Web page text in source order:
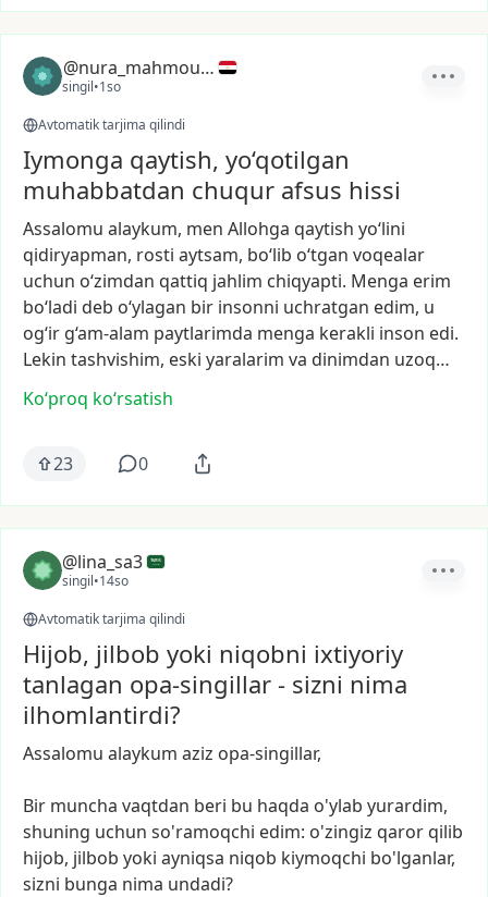
@nura_mahmoud1
singil•1so
Avtomatik tarjima qilindi
Iymonga qaytish, yo‘qotilgan
muhabbatdan chuqur afsus hissi
Assalomu alaykum, men Allohga qaytish yo‘lini
qidiryapman, rosti aytsam, bo‘lib o‘tgan voqealar
uchun o‘zimdan qattiq jahlim chiqyapti. Menga erim
bo‘ladi deb o‘ylagan bir insonni uchratgan edim, u
og‘ir g‘am-alam paytlarimda menga kerakli inson edi.
Lekin tashvishim, eski yaralarim va dinimdan uzoq…
Ko‘proq koʻrsatish
23 0
@lina_sa3
singil•14so
Avtomatik tarjima qilindi
Hijob, jilbob yoki niqobni ixtiyoriy
tanlagan opa-singillar - sizni nima
ilhomlantirdi?
Assalomu alaykum aziz opa-singillar,
Bir muncha vaqtdan beri bu haqda o'ylab yurardim,
shuning uchun so'ramoqchi edim: o'zingiz qaror qilib
hijob, jilbob yoki ayniqsa niqob kiymoqchi bo'lganlar,
sizni bunga nima undadi?